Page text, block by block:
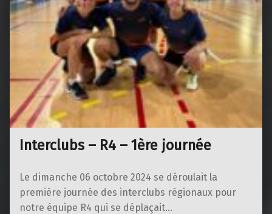
Interclubs – R4 – 1ère journée
Le dimanche 06 octobre 2024 se déroulait la
première journée des interclubs régionaux pour
notre équipe R4 qui se déplaçait…